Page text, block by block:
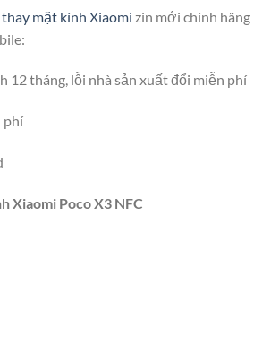
thay mặt kính Xiaomi zin mới chính hãng
12 tháng, lỗi nhà sản xuất đổi miễn phí
phí
Xiaomi Poco X3 NFC